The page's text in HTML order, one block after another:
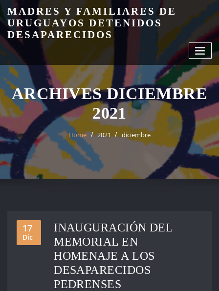
Skip
to
content
MADRES Y FAMILIARES DE
URUGUAYOS DETENIDOS
DESAPARECIDOS
ARCHIVES DICIEMBRE
2021
Home 2021 diciembre
17
Dic
INAUGURACIÓN DEL
MEMORIAL EN
HOMENAJE A LOS
DESAPARECIDOS
PEDRENSES